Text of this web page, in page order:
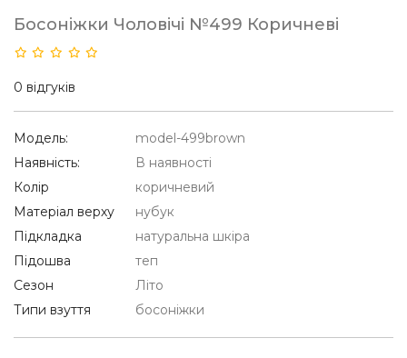
Босоніжки Чоловічі №499 Коричневі
0 відгуків
Модель:
model-499brown
Наявність:
В наявності
Колір
коричневий
Матеріал верху
нубук
Підкладка
натуральна шкіра
Підошва
теп
Сезон
Літо
Типи взуття
босоніжки